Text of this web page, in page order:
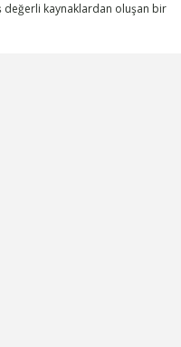
kaynaklardan oluşan bir